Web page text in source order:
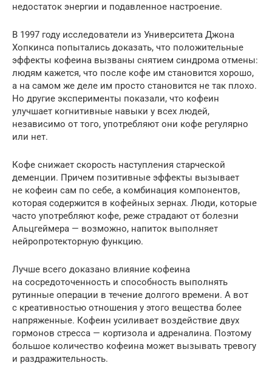
недостаток энергии и подавленное настроение.
В 1997 году исследователи из Университета Джона
Хопкинса попытались доказать, что положительные
эффекты кофеина вызваны снятием синдрома отмены:
людям кажется, что после кофе им становится хорошо,
а на самом же деле им просто становится не так плохо.
Но другие эксперименты показали, что кофеин
улучшает когнитивные навыки у всех людей,
независимо от того, употребляют они кофе регулярно
или нет.
Кофе снижает скорость наступления старческой
деменции. Причем позитивные эффекты вызывает
не кофеин сам по себе, а комбинация компонентов,
которая содержится в кофейных зернах. Люди, которые
часто употребляют кофе, реже страдают от болезни
Альцгеймера — возможно, напиток выполняет
нейропротекторную функцию.
Лучше всего доказано влияние кофеина
на сосредоточенность и способность выполнять
рутинные операции в течение долгого времени. А вот
с креативностью отношения у этого вещества более
напряженные. Кофеин усиливает воздействие двух
гормонов стресса — кортизола и адреналина. Поэтому
большое количество кофеина может вызывать тревогу
и раздражительность.